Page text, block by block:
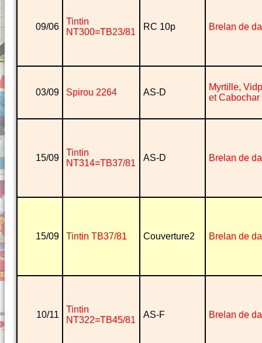
09/06
Tintin
NT300=TB23/81
RC 10p Brelan de
03/09 Spirou 2264 AS-D
Myrtille,
et Cabochar
15/09
Tintin
NT314=TB37/81
AS-D Brelan de
15/09 Tintin TB37/81 Couverture2 Brelan de
10/11
Tintin
NT322=TB45/81
AS-F Brelan de